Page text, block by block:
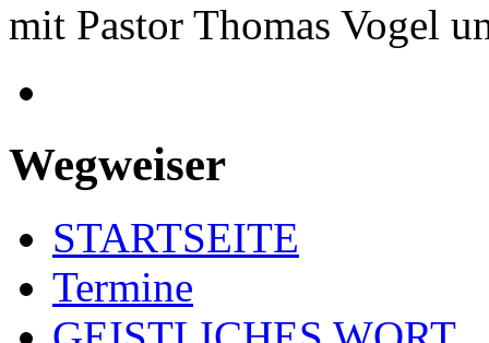
mit Pastor Thomas Vogel
Wegweiser
STARTSEITE
Termine